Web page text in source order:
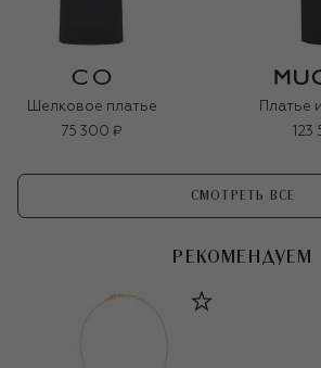
Шелковое платье
75 300 ₽
Платье
СМОТРЕТЬ ВСЕ
РЕКОМЕНДУЕМ